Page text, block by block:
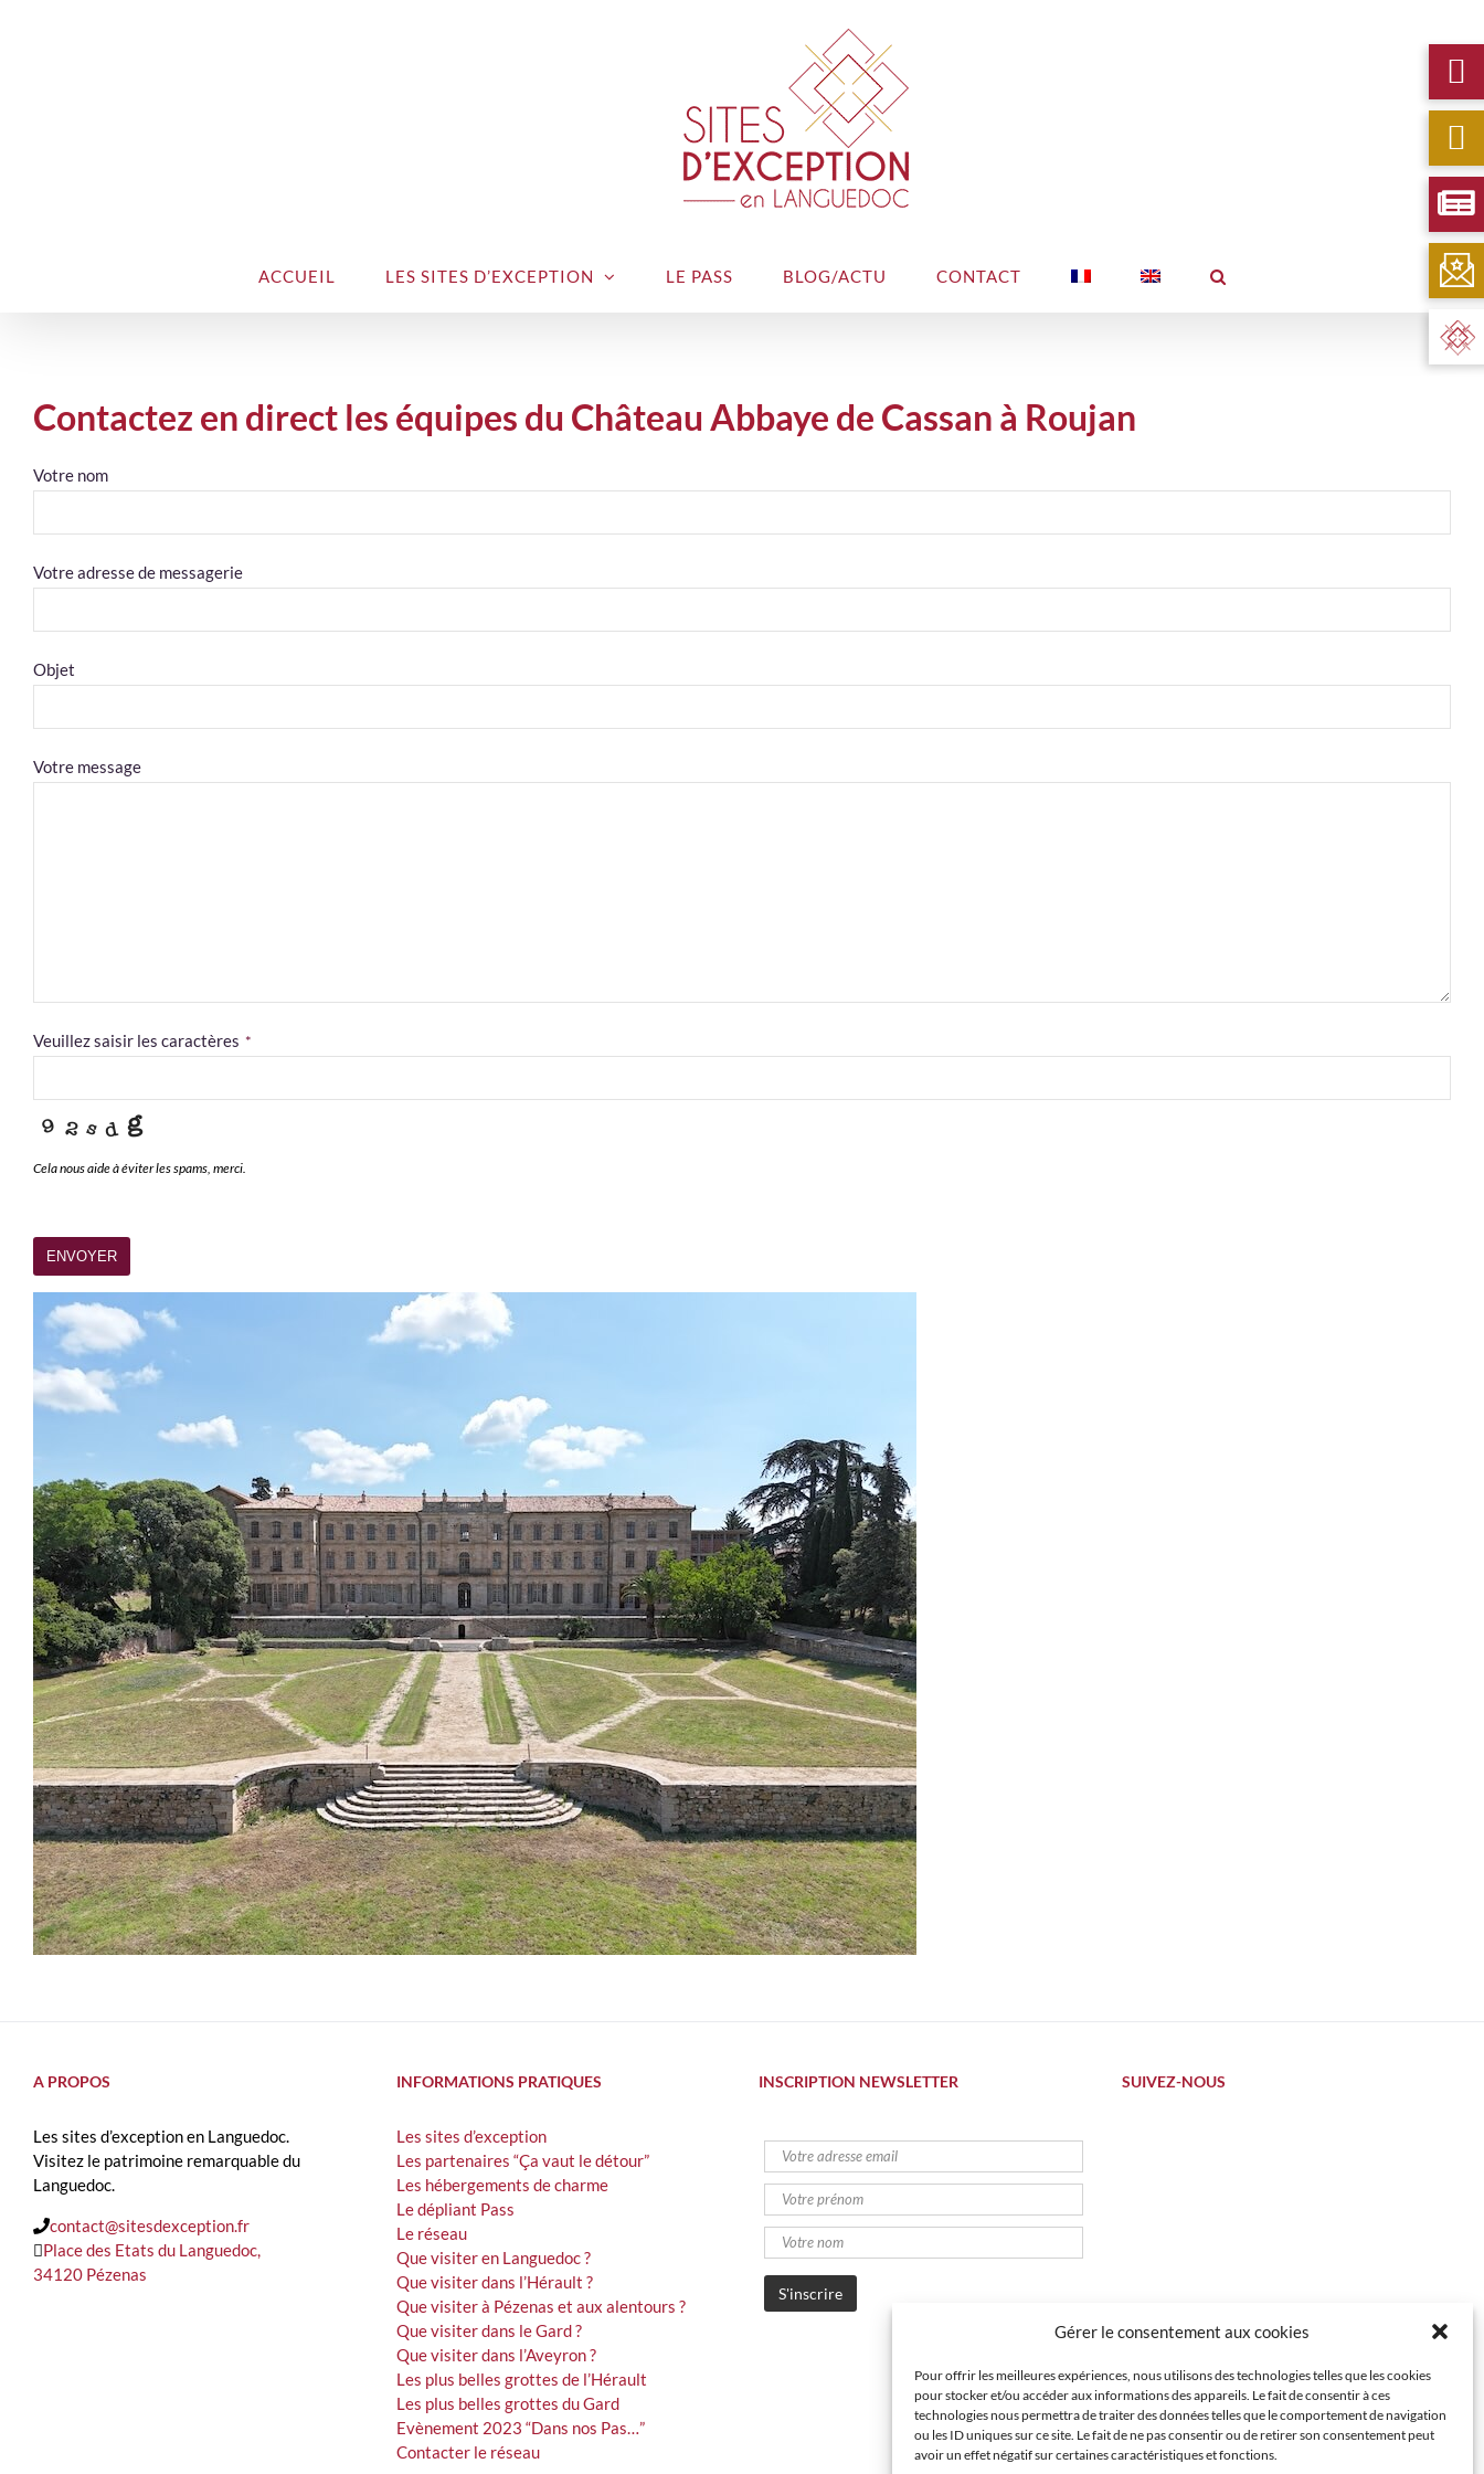
Gérer le consentement aux cookies
Pour offrir les meilleures expériences, nous utilisons des technologies telles que les cookies
pour stocker et/ou accéder aux informations des appareils. Le fait de consentir à ces
technologies nous permettra de traiter des données telles que le comportement de navigation
ou les ID uniques sur ce site. Le fait de ne pas consentir ou de retirer son consentement peut
avoir un effet négatif sur certaines caractéristiques et fonctions.
ACCUEIL LES SITES D’EXCEPTION LE PASS BLOG/ACTU CONTACT
Contactez en direct les équipes du Château Abbaye de Cassan à Roujan
Votre nom
Votre adresse de messagerie
Objet
Company
Name
Votre message
Veuillez saisir les caractères *
Cela nous aide à éviter les spams, merci.
ENVOYER
A PROPOS
Les sites d’exception en Languedoc.
Visitez le patrimoine remarquable du
Languedoc.
contact@sitesdexception.fr
Place des Etats du Languedoc,
34120 Pézenas
INFORMATIONS PRATIQUES
Les sites d’exception
Les partenaires “Ça vaut le détour”
Les hébergements de charme
Le dépliant Pass
Le réseau
Que visiter en Languedoc ?
Que visiter dans l’Hérault ?
Que visiter à Pézenas et aux alentours ?
Que visiter dans le Gard ?
Que visiter dans l’Aveyron ?
Les plus belles grottes de l’Hérault
Les plus belles grottes du Gard
Evènement 2023 “Dans nos Pas…”
Contacter le réseau
INSCRIPTION NEWSLETTER SUIVEZ-NOUS